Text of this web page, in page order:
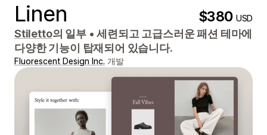
Linen $380USD
Stiletto의 일부 • 세련되고 고급스러운 패션 테마에
다양한 기능이 탑재되어 있습니다.
Fluorescent Design Inc. 개발